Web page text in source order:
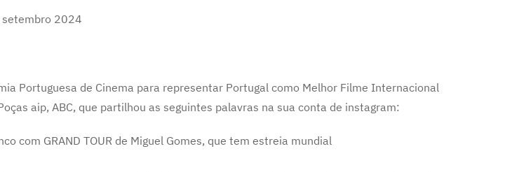
2024
Portuguesa de Cinema para representar Portugal como Melhor Filme Internacional
aip, ABC, que partilhou as seguintes palavras na sua conta de instagram:
com GRAND TOUR de Miguel Gomes, que tem estreia mundial